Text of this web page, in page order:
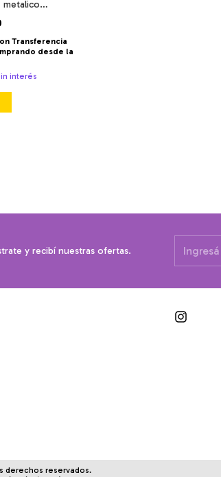
metalico
duras -
Transferencia
desde la
interés
y recibí nuestras ofertas.
derechos reservados.